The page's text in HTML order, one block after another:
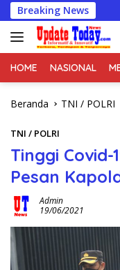
Langsung
ke
konten
Breaking News
Perkuat Sinergi,
HOME NASIONAL
Beranda TNI / POLRI
TNI / POLRI
Tinggi
Pesan
Admin
19/06/2021